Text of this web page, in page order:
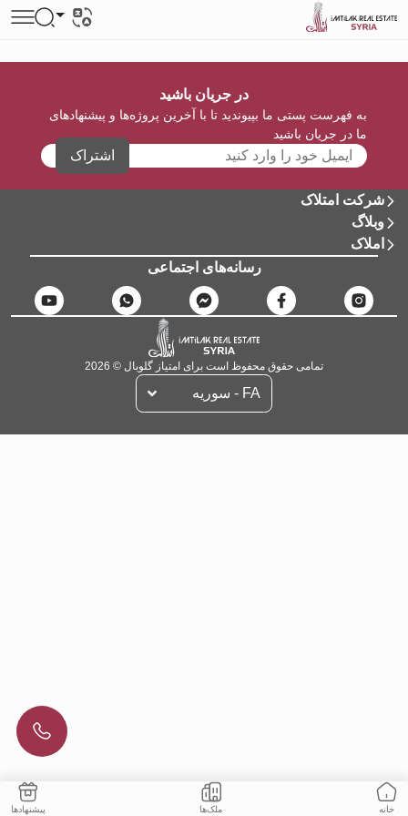
خانه ملک‌ها پیشنهادها
در جریان باشید
به فهرست پستی ما بپیوندید تا با آخرین پروژه‌ها و پیشنهادهای
ما در جریان باشید
اشتراک
شرکت امتلاک
وبلاگ
املاک
رسانه‌های اجتماعی
تمامی حقوق محفوظ است برای امتیاز گلوبال © 2026
FA - سوریه